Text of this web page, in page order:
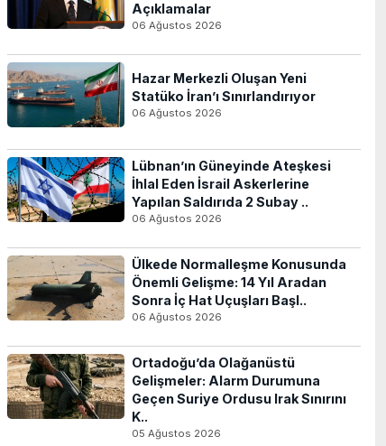
Açıklamalar
06 Ağustos 2026
Hazar Merkezli Oluşan Yeni
Statüko İran’ı Sınırlandırıyor
06 Ağustos 2026
Lübnan’ın Güneyinde Ateşkesi
İhlal Eden İsrail Askerlerine
Yapılan Saldırıda 2 Subay ..
06 Ağustos 2026
Ülkede Normalleşme Konusunda
Önemli Gelişme: 14 Yıl Aradan
Sonra İç Hat Uçuşları Başl..
06 Ağustos 2026
Ortadoğu’da Olağanüstü
Gelişmeler: Alarm Durumuna
Geçen Suriye Ordusu Irak Sınırını
K..
05 Ağustos 2026